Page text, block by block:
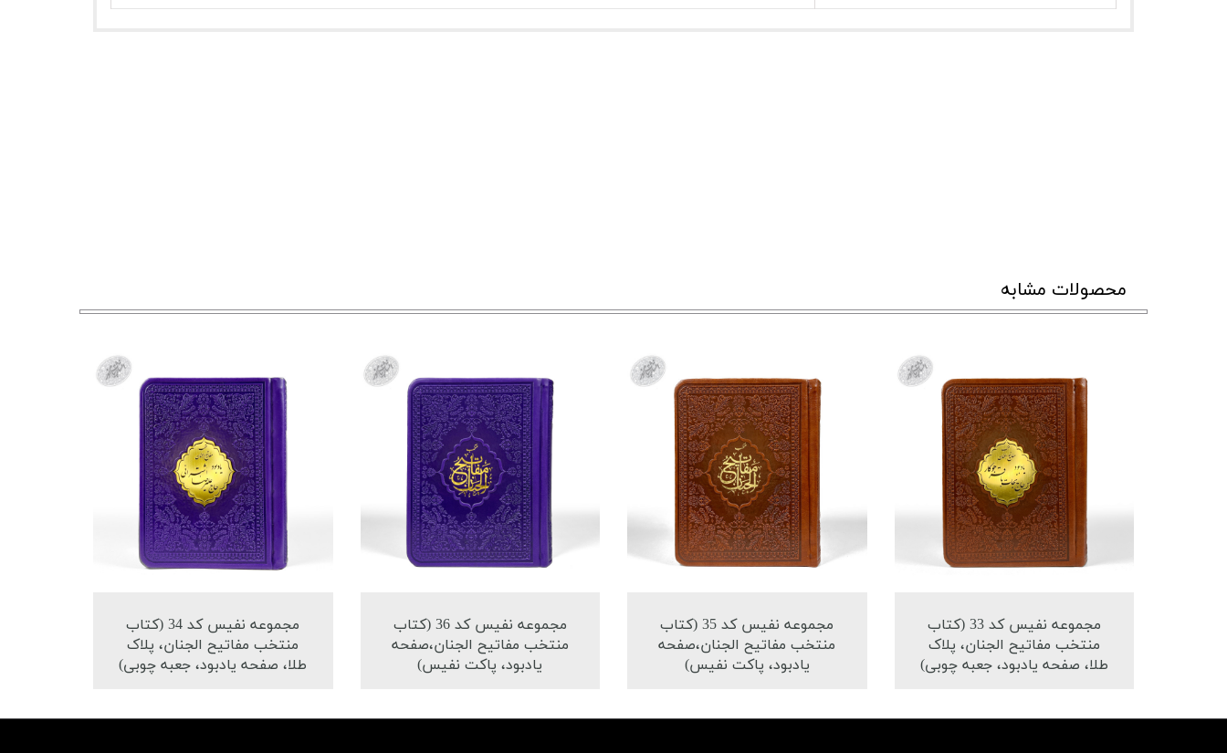
محصولات مشابه
مجموعه نفیس کد 33 (کتاب
منتخب مفاتیح الجنان، پلاک
طلا، صفحه یادبود، جعبه چوبی)
مجموعه نفیس کد 35 (کتاب
منتخب مفاتیح الجنان،صفحه
یادبود، پاکت نفیس)
مجموعه نفیس کد 36 (کتاب
منتخب مفاتیح الجنان،صفحه
یادبود، پاکت نفیس)
مجموعه نفیس کد 34 (کتاب
منتخب مفاتیح الجنان، پلاک
طلا، صفحه یادبود، جعبه چوبی)